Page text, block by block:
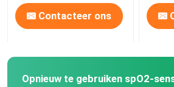
Thuis
Over ons
Contacteer ons
Opnieuw te gebruiken spO2-